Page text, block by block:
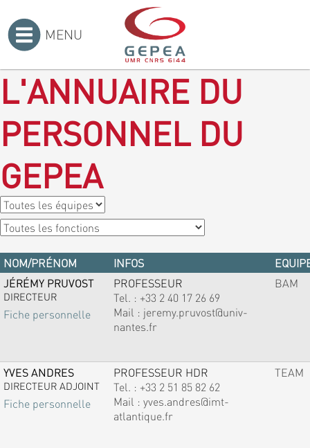
MENU
L'ANNUAIRE DU
PERSONNEL DU
GEPEA
NOM/PRÉNOM INFOS
JÉRÉMY PRUVOST
DIRECTEUR
Fiche personnelle
PROFESSEUR
Tel. : +33 2 40 17 26 69
Mail : jeremy.pruvost@univ-
nantes.fr
BAM
YVES ANDRES
DIRECTEUR ADJOINT
Fiche personnelle
PROFESSEUR HDR
Tel. : +33 2 51 85 82 62
Mail : yves.andres@imt-
atlantique.fr
TEAM